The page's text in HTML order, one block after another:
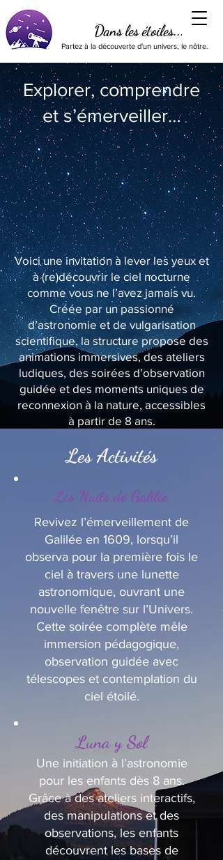
Dans les étoiles...
Partez à la découverte d'un univers, le nôtre.
Explorer, comprendre
et s’émerveiller…
Voici une invitation à lever les yeux et
à (re)découvrir le ciel nocturne
comme vous ne l’avez jamais vu.
Créée par un passionné
d’astronomie et de vulgarisation
scientifique, la structure propose des
animations immersives, des ateliers
ludiques, des soirées d’observation
guidée et des moments uniques de
reconnexion à la nature, accessibles
à partir de 8 ans.
Les Activités
Les Nuits de Galilée
Revivez l’émerveillement de
Galilée en 1609, lorsqu’il
observa pour la première fois le
ciel à travers une lunette
astronomique, ouvrant une
nouvelle fenêtre sur l’Univers.
Cette soirée complète mêle
immersion pédagogique,
observation guidée avec
télescopes et contemplation du
ciel étoilé.
Luna y Sol
Une initiation à l’astronomie
pour les enfants dès 8 ans.
Grâce à des ateliers interactifs,
des manipulations et des
observations, les enfants
découvrent les bases de